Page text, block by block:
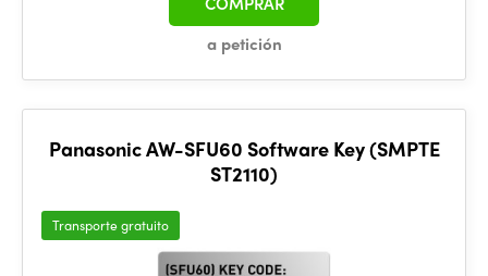
a petición
Panasonic AW-SFU60 Software Key (SMPTE
ST2110)
Transporte gratuito